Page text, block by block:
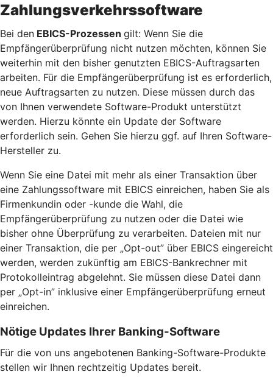
Zahlungsverkehrssoftware
Bei den EBICS-Prozessen gilt: Wenn Sie die
Empfängerüberprüfung nicht nutzen möchten, können Sie
weiterhin mit den bisher genutzten EBICS-Auftragsarten
arbeiten. Für die Empfängerüberprüfung ist es erforderlich,
neue Auftragsarten zu nutzen. Diese müssen durch das
von Ihnen verwendete Software-Produkt unterstützt
werden. Hierzu könnte ein Update der Software
erforderlich sein. Gehen Sie hierzu ggf. auf Ihren Software-
Hersteller zu.
Wenn Sie eine Datei mit mehr als einer Transaktion über
eine Zahlungssoftware mit EBICS einreichen, haben Sie als
Firmenkundin oder -kunde die Wahl, die
Empfängerüberprüfung zu nutzen oder die Datei wie
bisher ohne Überprüfung zu verarbeiten. Dateien mit nur
einer Transaktion, die per „Opt-out” über EBICS eingereicht
werden, werden zukünftig am EBICS-Bankrechner mit
Protokolleintrag abgelehnt. Sie müssen diese Datei dann
per „Opt-in” inklusive einer Empfängerüberprüfung erneut
einreichen.
Nötige Updates Ihrer Banking-Software
Für die von uns angebotenen Banking-Software-Produkte
stellen wir Ihnen rechtzeitig Updates bereit.